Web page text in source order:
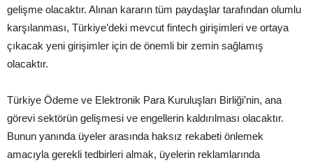
gelişme olacaktır. Alınan kararın tüm paydaşlar tarafından olumlu
karşılanması, Türkiye’deki mevcut fintech girişimleri ve ortaya
çıkacak yeni girişimler için de önemli bir zemin sağlamış
olacaktır.
Türkiye Ödeme ve Elektronik Para Kuruluşları Birliği’nin, ana
görevi sektörün gelişmesi ve engellerin kaldırılması olacaktır.
Bunun yanında üyeler arasında haksız rekabeti önlemek
amacıyla gerekli tedbirleri almak, üyelerin reklamlarında